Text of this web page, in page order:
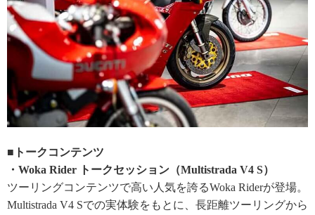
■トークコンテンツ
・Woka Rider トークセッション（Multistrada V4 S）
ツーリングコンテンツで高い人気を誇るWoka Riderが登場。
Multistrada V4 Sでの実体験をもとに、長距離ツーリングから